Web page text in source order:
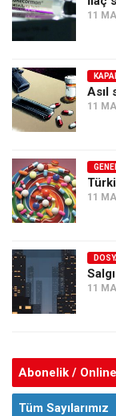
Dosyalar
11
Asıl
11
11
11
Abonelik / Online
Tüm Sayılarımız